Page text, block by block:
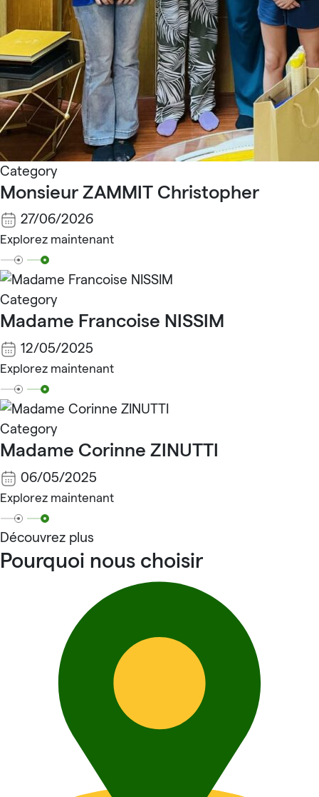
Category
Monsieur ZAMMIT Christopher
27/06/2026
Explorez maintenant
Category
Madame Francoise NISSIM
12/05/2025
Explorez maintenant
Category
Madame Corinne ZINUTTI
06/05/2025
Explorez maintenant
Découvrez plus
Pourquoi nous choisir